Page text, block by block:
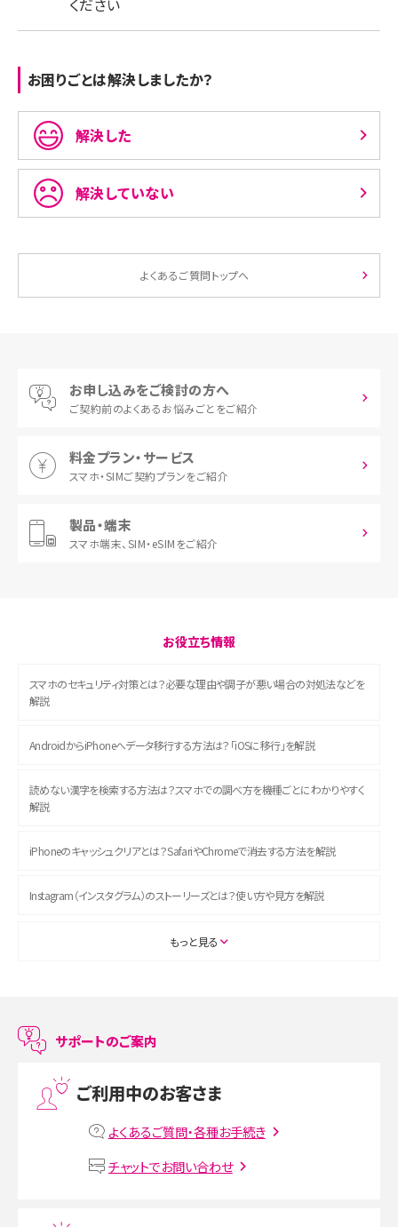
ください
お困りごとは解決しましたか？
解決した
解決していない
よくあるご質問トップへ
お申し込みをご検討の方へ
ご契約前のよくあるお悩みごとをご紹介
料金プラン・サービス
スマホ・SIMご契約プランをご紹介
製品・端末
スマホ端末、 SIM・eSIMをご紹介
お役立ち情報
スマホのセキュリティ対策とは？必要な理由や調子が悪い場合の対処法などを
解説
AndroidからiPhoneへデータ移行する方法は？「iOSに移行」を解説
読めない漢字を検索する方法は？スマホでの調べ方を機種ごとにわかりやすく
解説
iPhoneのキャッシュクリアとは？SafariやChromeで消去する方法を解説
Instagram（インスタグラム）のストーリーズとは？使い方や見方を解説
ASMRとは？初心者向けの代表ジャンルや楽しみ方を解説
LINEで友だちを削除する方法は？方法ごとの影響や復活・復元する方法も解説
プリペイドSIMとは？種類やメリット・デメリット、利用までの流れを解説
VPN接続とは？仕組みや必要性、メリット・デメリット、接続方法を解説
もっと見る
サポートのご案内
ご利用中のお客さま
よくあるご質問・各種お手続き
チャットでお問い合わせ